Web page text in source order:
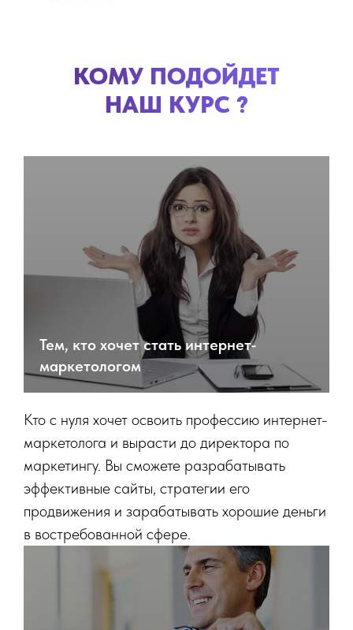
КОМУ ПОДОЙДЕТ
НАШ КУРС ?
Тем, кто хочет стать интернет-
маркетологом
Кто с нуля хочет освоить профессию интернет-
маркетолога и вырасти до директора по
маркетингу. Вы сможете разрабатывать
эффективные сайты, стратегии его
продвижения и зарабатывать хорошие деньги
в востребованной сфере.